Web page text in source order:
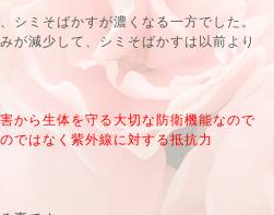
シミそばかすが濃くなる一方でした。
が減少して、シミそばかすは以前より
から生体を守る大切な防衛機能なので
ではなく紫外線に対する抵抗力